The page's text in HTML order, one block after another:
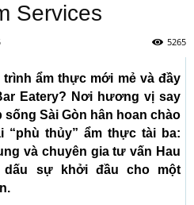
Services
5265
ẩm thực mới mẻ và đầy
Eatery? Nơi hương vị say
Sài Gòn hân hoan chào
thủy” ẩm thực tài ba:
và chuyên gia tư vấn Hau
dấu sự khởi đầu cho một